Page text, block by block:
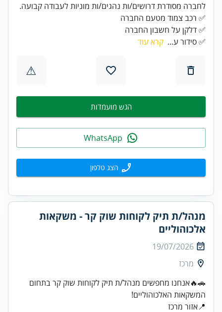
לחברה מסודרת דרושים/ות נהגים/ות מוניות לעבודה קבועה.
✅ דלקן על חשבון החברה
✅ סידור ע... קרא עוד
⚠
הגש מועמדות
הצג טלפון
מנהל/ת תיק לקוחות שוק קר - משקאות
אלכוהוליים
19/07/2026
מרכז
🚗🔥אנחנו מחפשים מנהל/ת תיק לקוחות שוק קר בתחום